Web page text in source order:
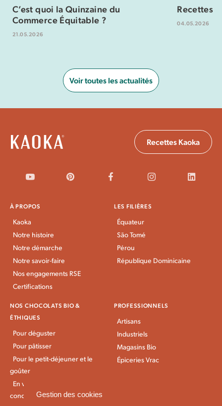
C’est quoi la Quinzaine du
Commerce Équitable ?
21.05.2026
Recettes
04.05.2026
Voir toutes les actualités
Recettes Kaoka
À PROPOS
Kaoka
Notre histoire
Notre démarche
Notre savoir-faire
Nos engagements RSE
Certifications
LES FILIÈRES
Équateur
São Tomé
Pérou
République Dominicaine
NOS CHOCOLATS BIO &
ÉTHIQUES
Pour déguster
Pour pâtisser
Pour le petit-déjeuner et le
goûter
En vrac et gros
conditionnement
PROFESSIONNELS
Artisans
Industriels
Magasins Bio
Épiceries Vrac
Gestion des cookies